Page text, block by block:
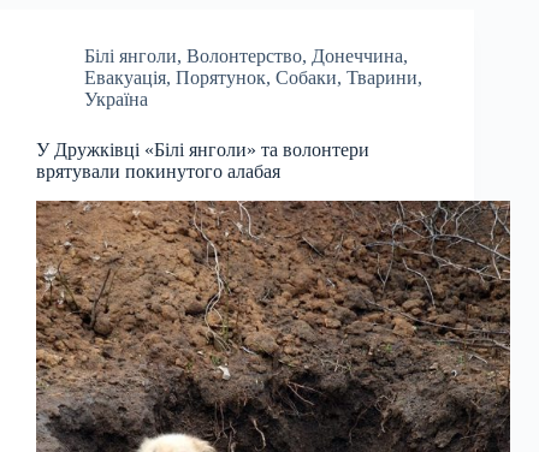
Білі янголи, Волонтерство, Донеччина,
Евакуація, Порятунок, Собаки, Тварини,
Україна
У Дружківці «Білі янголи» та волонтери
врятували покинутого алабая